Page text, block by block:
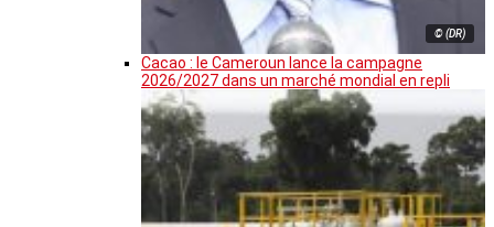
© (DR)
Cacao : le Cameroun lance la campagne
2026/2027 dans un marché mondial en repli